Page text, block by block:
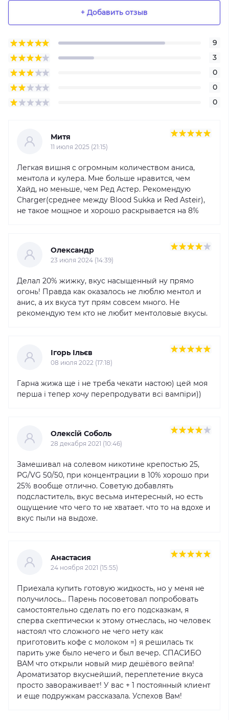
+ Добавить отзыв
9
3
0
0
0
Митя
11 июля 2025 (21:15)
Легкая вишня с огромным количеством аниса,
ментола и кулера. Мне больше нравится, чем
Хайд, но меньше, чем Ред Астер. Рекомендую
Charger(среднее между Blood Sukka и Red Asteir),
не такое мощное и хорошо раскрывается на 8%
Олександр
23 июля 2024 (14:39)
Делал 20% жижку, вкус насыщенный ну прямо
огонь! Правда как оказалось не люблю ментол и
анис, а их вкуса тут прям совсем много. Не
рекомендую тем кто не любит ментоловые вкусы.
Ігорь Ільєв
08 июля 2022 (17:18)
Гарна жижа ще і не треба чекати настою) цей моя
перша і тепер хочу перепродувати всі вампіри))
Олексій Соболь
28 декабря 2021 (10:46)
Замешивал на солевом никотине крепостью 25,
PG/VG 50/50, при концентрации в 10% хорошо при
25% вообще отлично. Советую добавлять
подсластитель, вкус весьма интересный, но есть
ощущение что чего то не хватает. что то на вдохе и
вкус пыли на выдохе.
Анастасия
24 ноября 2021 (15:55)
Приехала купить готовую жидкость, но у меня не
получилось... Парень посоветовал попробовать
самостоятельно сделать по его подсказкам, я
сперва скептически к этому отнеслась, но человек
настоял что сложного не чего нету как
приготовить кофе с молоком =) я решилась тк
парить уже было нечего и был вечер. СПАСИБО
ВАМ что открыли новый мир дешёвого вейпа!
Ароматизатор вкуснейший, переплетение вкуса
просто завораживает! У вас + 1 постоянный клиент
и еще подружкам рассказала. Успехов Вам!